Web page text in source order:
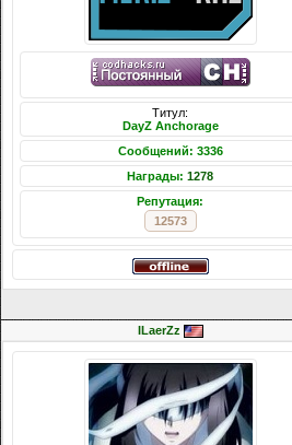
Титул:
DayZ Anchorage
Сообщений: 3336
Награды: 1278
Репутация:
12573
ILaerZz